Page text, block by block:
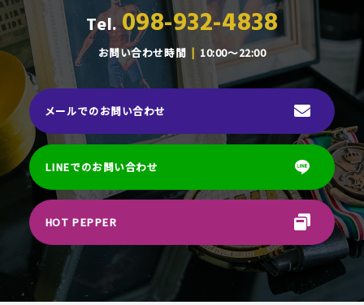
Tel.098-932-4838
お問い合わせ時間 10:00～22:00
メールでのお問い合わせ
LINEでのお問い合わせ
HOT PEPPER